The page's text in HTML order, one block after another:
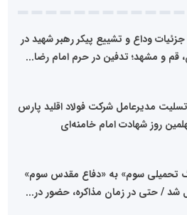
جزئیات وداع و تشییع پیکر رهبر شهید در
قم و مشهد؛ تدفین در حرم امام رضا...
مدیرعامل شرکت فولاد اقلید پارس
روز شهادت امام خامنه‌ای
تحمیلی سوم» به «دفاع مقدس سوم»
شد / حتی در زمان مذاکره، حضور در...